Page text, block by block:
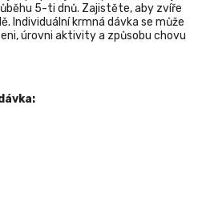
5-ti dnů. Zajistěte, aby zvíře
Individuální krmná dávka se může
úrovni aktivity a způsobu chovu